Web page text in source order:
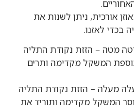
אורכית, ניתן לשנות את
בכדי לאזנו.
מטה – הזזת נקודת התליה
המשקל מקדימה ותרים
מעלה – הזזת נקודת התליה
המשקל מקדימה ותוריד את